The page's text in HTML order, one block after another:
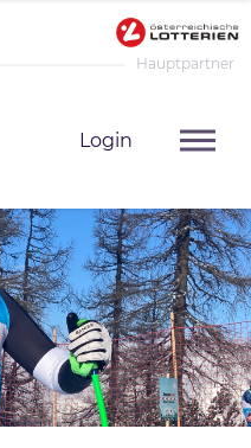
Hauptpartner
Login